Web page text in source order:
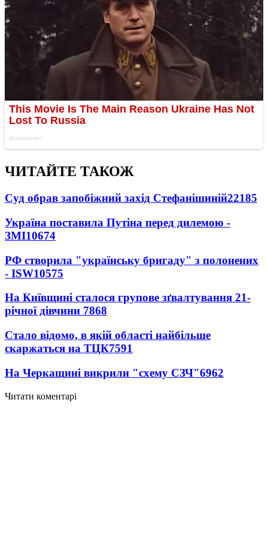
ЧИТАЙТЕ ТАКОЖ
Суд обрав запобіжний захід Стефанішиній22185
Україна поставила Путіна перед дилемою -
ЗМІ10674
РФ створила "українську бригаду" з полонених
- ISW10575
На Київщині сталося групове зґвалтування 21-
річної дівчини 7868
Стало відомо, в якій області найбільше
скаржаться на ТЦК7591
На Черкащині викрили "схему СЗЧ"6962
Читати коментарі